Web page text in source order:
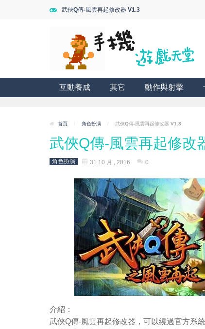
武俠Q傳-風雲再起修改器 V1.3
互動養成 其它 動作與射擊
首頁 / 角色扮演 / 武俠Q傳-風雲再起修改器 V1.3
武俠Q傳-風雲再起修改
角色扮演 31 10 月 , 2016 0
介紹：
武俠Q傳-風雲再起修改器，可以繞過官方系